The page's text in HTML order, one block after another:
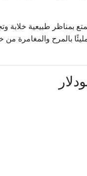
بمناظر طبيعية خلابة
بالمرح والمغامرة من